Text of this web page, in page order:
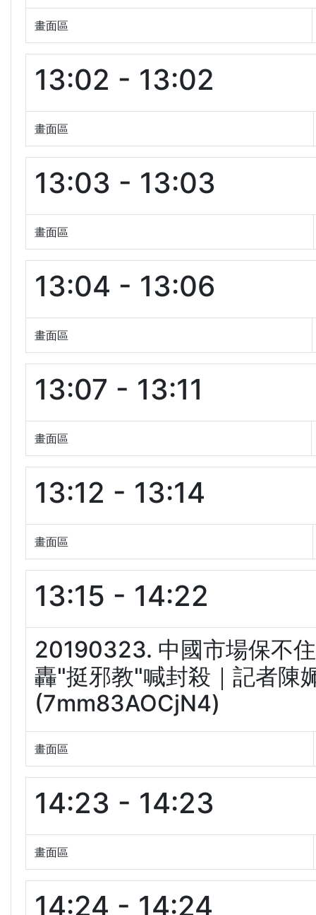
畫面區
13:02 - 13:02
畫面區
13:03 - 13:03
畫面區
13:04 - 13:06
畫面區
13:07 - 13:11
畫面區
13:12 - 13:14
畫面區
13:15 - 14:22
20190323. 中國市場保不
轟"挺邪教"喊封殺｜記者陳
(7mm83AOCjN4)
畫面區
14:23 - 14:23
畫面區
14:24 - 14:24